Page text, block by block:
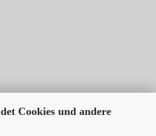
Cookies und andere